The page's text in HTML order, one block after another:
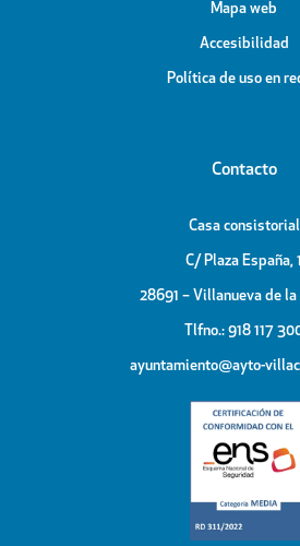
Mapa web
Accesibilidad
Política de uso en
Contacto
Casa consistorial
C/ Plaza España, 1
28691 – Villanueva de la
Tlfno.: 918 117
ayuntamiento@ayto-